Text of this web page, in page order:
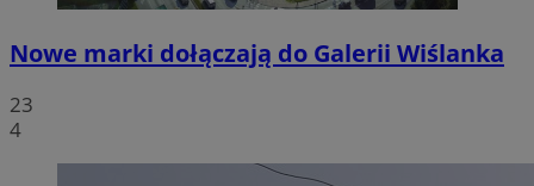
Nowe marki dołączają do Galerii Wiślanka
23
4